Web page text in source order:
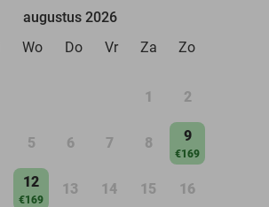
augustus 2026
Wo Do Vr Za Zo
1 2
5 6 7 8 9
€169
12
€169
13 14 15 16